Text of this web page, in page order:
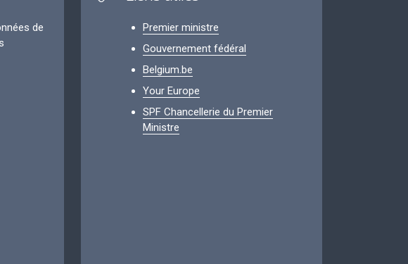
de
Premier ministre
Gouvernement fédéral
Belgium.be
Your Europe
SPF Chancellerie du Premier
Ministre